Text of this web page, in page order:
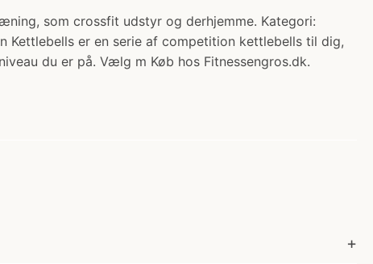
som crossfit udstyr og derhjemme. Kategori:
Kettlebells er en serie af competition kettlebells til dig,
du er på. Vælg m Køb hos Fitnessengros.dk.